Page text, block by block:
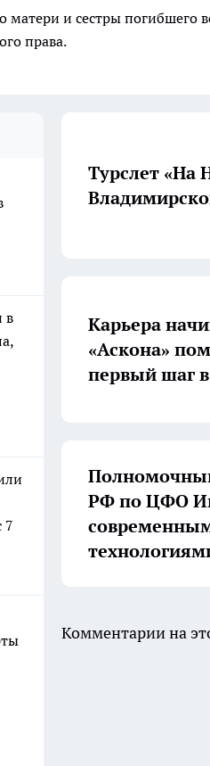
матери и сестры
права.
в
7
Турслет «На
Карьера
«Аскона»
первый шаг
РФ по ЦФО
Комментарии на